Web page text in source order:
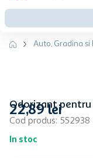
Auto, Gradina si
Odorizant pentru
Cod produs: 552938
In stoc
22,89 lei